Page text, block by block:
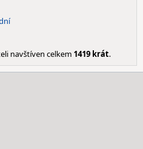
navštíven celkem 1419 krát.